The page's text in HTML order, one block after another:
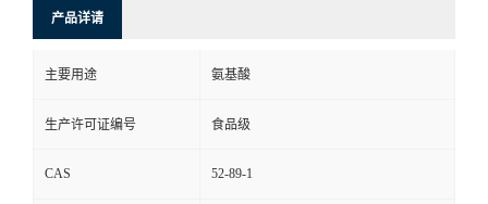
产品详请
主要用途 氨基酸
生产许可证编号 食品级
CAS 52-89-1